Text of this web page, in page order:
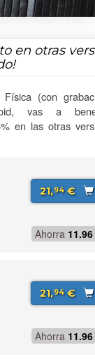
en otras
(con
vas a
en las otras
21,94€
Ahorra 11.96
21,94€
Ahorra 11.96